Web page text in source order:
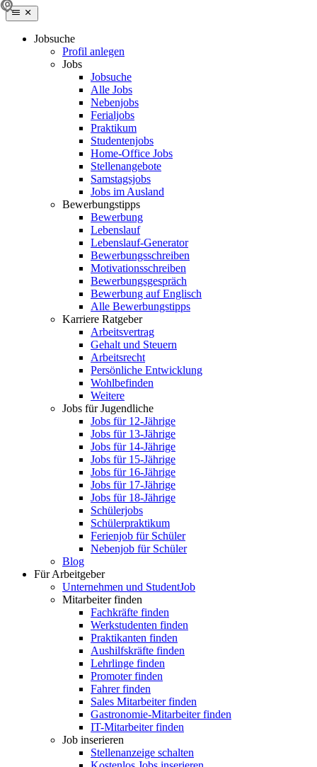
Jobsuche
Profil anlegen
Jobs
Jobsuche
Alle Jobs
Nebenjobs
Ferialjobs
Praktikum
Studentenjobs
Home-Office Jobs
Stellenangebote
Samstagsjobs
Jobs im Ausland
Bewerbungstipps
Bewerbung
Lebenslauf
Lebenslauf-Generator
Bewerbungsschreiben
Motivationsschreiben
Bewerbungsgespräch
Bewerbung auf Englisch
Alle Bewerbungstipps
Karriere Ratgeber
Arbeitsvertrag
Gehalt und Steuern
Arbeitsrecht
Persönliche Entwicklung
Wohlbefinden
Weitere
Jobs für Jugendliche
Jobs für 12-Jährige
Jobs für 13-Jährige
Jobs für 14-Jährige
Jobs für 15-Jährige
Jobs für 16-Jährige
Jobs für 17-Jährige
Jobs für 18-Jährige
Schülerjobs
Schülerpraktikum
Ferienjob für Schüler
Nebenjob für Schüler
Blog
Für Arbeitgeber
Unternehmen und StudentJob
Mitarbeiter finden
Fachkräfte finden
Werkstudenten finden
Praktikanten finden
Aushilfskräfte finden
Lehrlinge finden
Promoter finden
Fahrer finden
Sales Mitarbeiter finden
Gastronomie-Mitarbeiter finden
IT-Mitarbeiter finden
Job inserieren
Stellenanzeige schalten